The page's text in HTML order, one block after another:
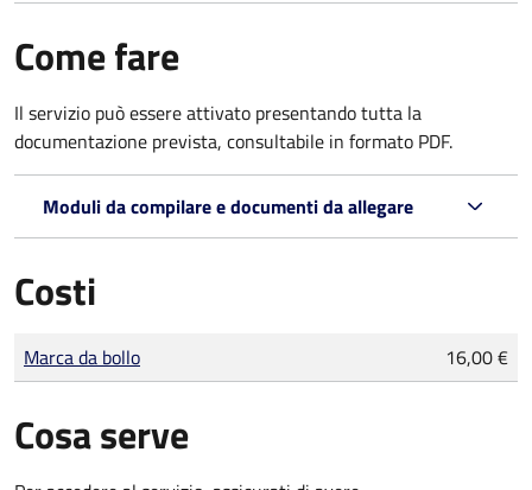
Come fare
Il servizio può essere attivato presentando tutta la
documentazione prevista, consultabile in formato PDF.
Moduli da compilare e documenti da allegare
Costi
Tipo di pagamento
Importo
Marca da bollo 16,00 €
Cosa serve